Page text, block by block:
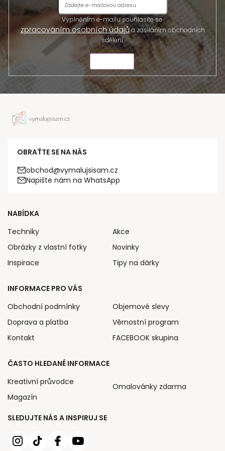
Vyplněním e-mailu souhlasíte se
zpracováním osobních údajůa zasíláním obchodních
sdělení.
OBRAŤTE SE NA NÁS
obchod@vymalujsisam.cz
Napište nám na WhatsApp
SLEDUJTE NÁS A INSPIRUJ SE
NABÍDKA
Techniky
Obrázky z vlastní fotky
Inspirace
Akce
Novinky
Tipy na dárky
INFORMACE PRO VÁS
Obchodní podmínky
Doprava a platba
Kontakt
Objemové slevy
Věrnostní program
FACEBOOK skupina
ČASTO HLEDANÉ INFORMACE
Kreativní průvodce
Magazín
Omalovánky zdarma